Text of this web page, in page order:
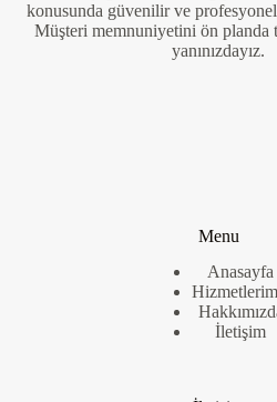
konusunda güvenilir ve
Müşteri memnuniyetini ön planda
yanınızdayız.
Menu
Anasayfa
İletişim